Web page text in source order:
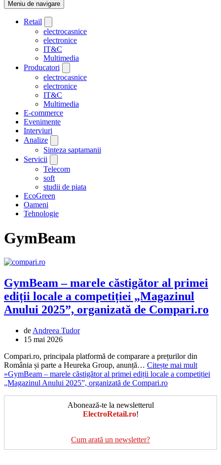
Meniu de navigare
Retail
electrocasnice
electronice
IT&C
Multimedia
Producatori
electrocasnice
electronice
IT&C
Multimedia
E-commerce
Evenimente
Interviuri
Analize
Sinteza saptamanii
Servicii
Telecom
soft
studii de piata
EcoGreen
Oameni
Tehnologie
GymBeam
GymBeam – marele căstigător al primei
ediții locale a competiției „Magazinul
Anului 2025”, organizată de Compari.ro
de Andreea Tudor
15 mai 2026
Compari.ro, principala platformă de comparare a prețurilor din
România și parte a Heureka Group, anunță… Citește mai mult
»GymBeam – marele căstigător al primei ediții locale a competiției
„Magazinul Anului 2025”, organizată de Compari.ro
Abonează-te la newsletterul
ElectroRetail.ro!
Cum arată un newsletter?